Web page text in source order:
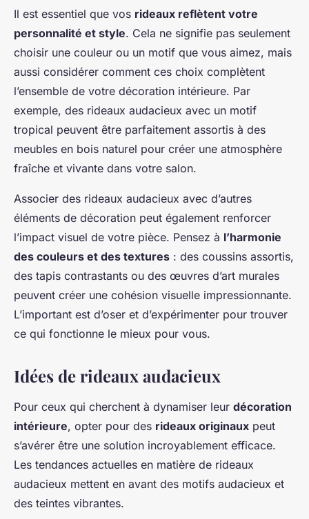
Il est essentiel que vos rideaux reflètent votre
personnalité et style. Cela ne signifie pas seulement
choisir une couleur ou un motif que vous aimez, mais
aussi considérer comment ces choix complètent
l’ensemble de votre décoration intérieure. Par
exemple, des rideaux audacieux avec un motif
tropical peuvent être parfaitement assortis à des
meubles en bois naturel pour créer une atmosphère
fraîche et vivante dans votre salon.
Associer des rideaux audacieux avec d’autres
éléments de décoration peut également renforcer
l’impact visuel de votre pièce. Pensez à l’harmonie
des couleurs et des textures : des coussins assortis,
des tapis contrastants ou des œuvres d’art murales
peuvent créer une cohésion visuelle impressionnante.
L’important est d’oser et d’expérimenter pour trouver
ce qui fonctionne le mieux pour vous.
Idées de rideaux audacieux
Pour ceux qui cherchent à dynamiser leur décoration
intérieure, opter pour des rideaux originaux peut
s’avérer être une solution incroyablement efficace.
Les tendances actuelles en matière de rideaux
audacieux mettent en avant des motifs audacieux et
des teintes vibrantes.